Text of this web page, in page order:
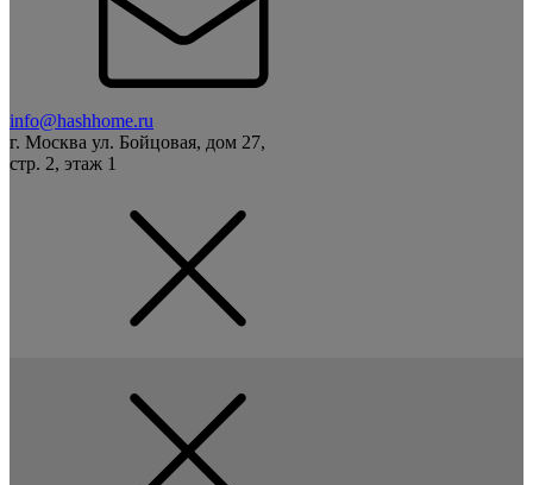
info@hashhome.ru
г. Москва ул. Бойцовая, дом 27,
стр. 2, этаж 1